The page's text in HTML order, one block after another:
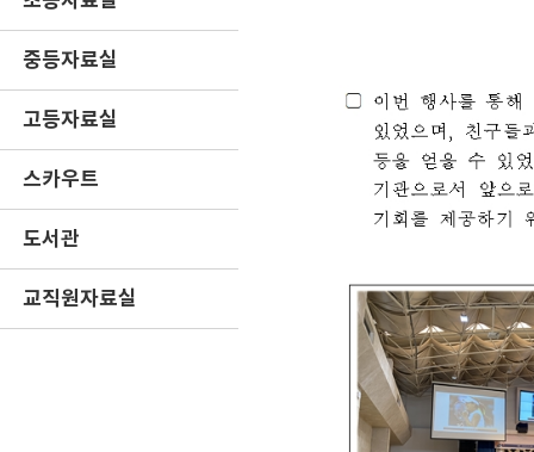
중등자료실
고등자료실
스카우트
도서관
교직원자료실